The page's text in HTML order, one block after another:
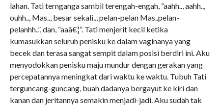
lahan. Tati ternganga sambil terengah-engah, “aahh.., aahh..,
ouhh.., Mas.., besar sekali.., pelan-pelan Mas..pelan-
pelanhh..”, dan, “aaâ€¦”. Tati menjerit kecil ketika
kumasukkan seluruh penisku ke dalam vaginanya yang
becek dan terasa sangat sempit dalam posisi berdiri ini. Aku
menyodokkan penisku maju mundur dengan gerakan yang
percepatannya meningkat dari waktu ke waktu. Tubuh Tati
terguncang-guncang, buah dadanya bergayut ke kiri dan
kanan dan jeritannya semakin menjadi-jadi. Aku sudah tak